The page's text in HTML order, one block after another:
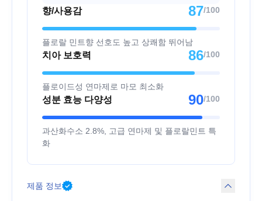
향/사용감 87/100
플로랄 민트향 선호도 높고 상쾌함 뛰어남
치아 보호력 86/100
플로이드성 연마제로 마모 최소화
성분 효능 다양성 90/100
과산화수소 2.8%, 고급 연마제 및 플로랄민트 특
화
제품 정보